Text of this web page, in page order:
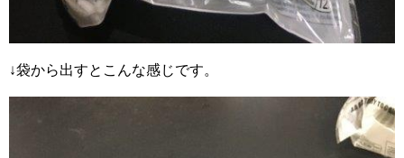
↓袋から出すとこんな感じです。